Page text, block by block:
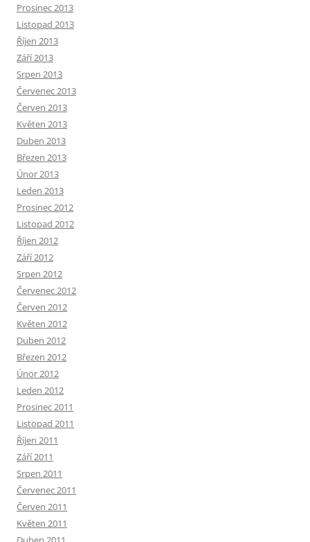
Prosinec 2013
Listopad 2013
Říjen 2013
Září 2013
Srpen 2013
Červenec 2013
Červen 2013
Květen 2013
Duben 2013
Březen 2013
Únor 2013
Leden 2013
Prosinec 2012
Listopad 2012
Říjen 2012
Září 2012
Srpen 2012
Červenec 2012
Červen 2012
Květen 2012
Duben 2012
Březen 2012
Únor 2012
Leden 2012
Prosinec 2011
Listopad 2011
Říjen 2011
Září 2011
Srpen 2011
Červenec 2011
Červen 2011
Květen 2011